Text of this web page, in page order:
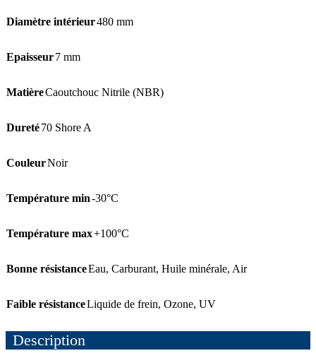
Diamètre intérieur480 mm
Epaisseur7 mm
MatièreCaoutchouc Nitrile (NBR)
Dureté70 Shore A
CouleurNoir
Température min-30°C
Température max+100°C
Bonne résistanceEau, Carburant, Huile minérale, Air
Faible résistanceLiquide de frein, Ozone, UV
Description